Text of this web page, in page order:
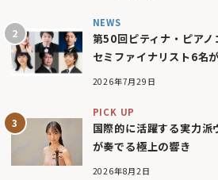
NEWS
第50回ピティナ・ピアノ
セミファイナリスト6名
2026年7月29日
PICK UP
国際的に活躍する実力
が奏でる極上の響き
2026年8月2日